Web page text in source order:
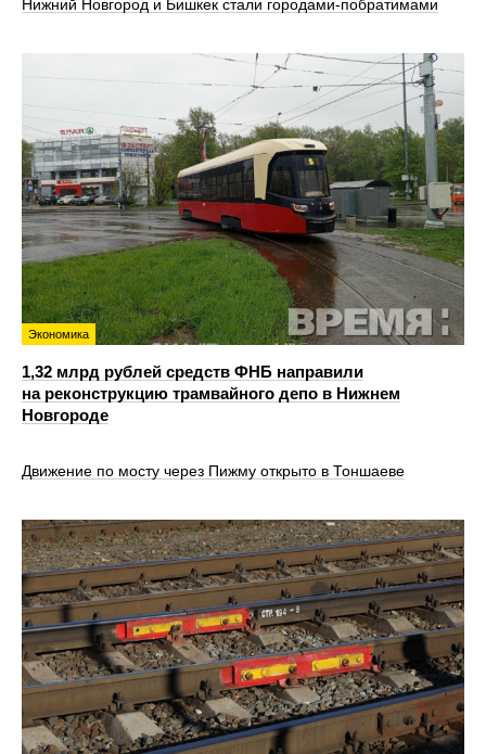
Нижний Новгород и Бишкек стали городами-побратимами
Экономика
1,32 млрд рублей средств ФНБ направили
на реконструкцию трамвайного депо в Нижнем
Новгороде
Движение по мосту через Пижму открыто в Тоншаеве